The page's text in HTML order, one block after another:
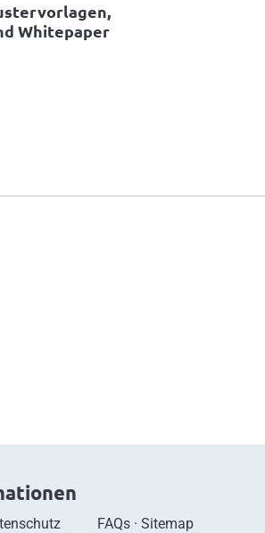
Whitepaper
FAQs· Sitemap